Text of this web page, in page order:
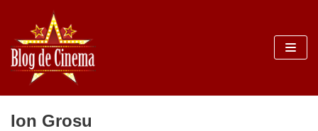
Sari
la
conținut
Ion Grosu